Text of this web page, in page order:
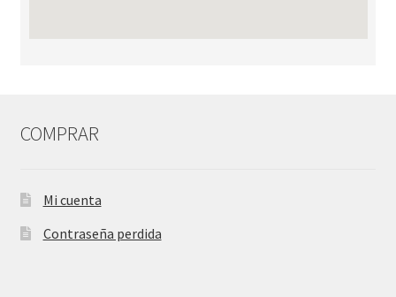
COMPRAR
Mi cuenta
Contraseña perdida